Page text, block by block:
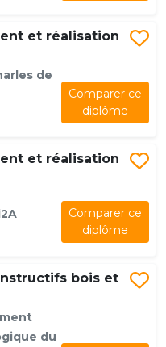
et réalisation
de
Comparer ce
diplôme
et réalisation
Comparer ce
diplôme
bois et
du